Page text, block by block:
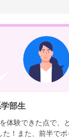
部生
体験できた点で、
た！また、前半で